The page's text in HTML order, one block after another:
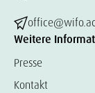
Weitere
Presse
Kontakt